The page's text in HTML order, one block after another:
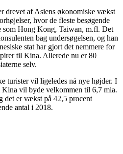
drevet af Asiens økonomiske vækst
hvor de fleste besøgende
som Hong Kong, Taiwan, m.fl. Det
bag undersøgelsen, og han
stat har gjort det nemmere for
til Kina. Allerede nu er 80
selv.
turister vil ligeledes nå nye højder. I
Kina vil byde velkommen til 6,7 mia.
det er vækst på 42,5 procent
antal i 2018.